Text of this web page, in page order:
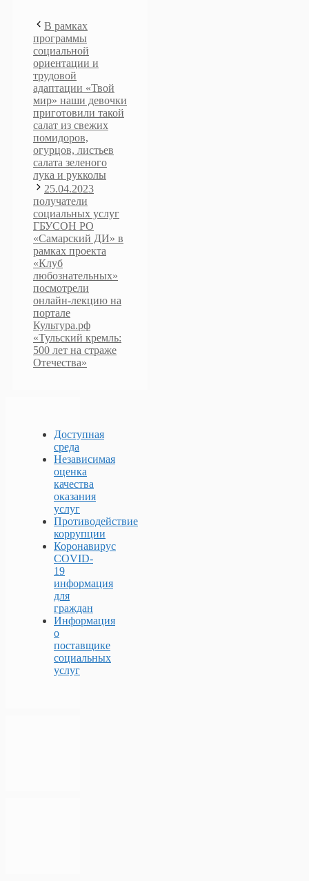
В рамках
программы
социальной
ориентации и
трудовой
адаптации «Твой
мир» наши девочки
приготовили такой
салат из свежих
помидоров,
огурцов, листьев
салата зеленого
лука и рукколы
25.04.2023
получатели
социальных услуг
ГБУСОН РО
«Самарский ДИ» в
рамках проекта
«Клуб
любознательных»
посмотрели
онлайн-лекцию на
портале
Культура.рф
«Тульский кремль:
500 лет на страже
Отечества»
Доступная
среда
Независимая
оценка
качества
оказания
услуг
Противодействие
коррупции
Коронавирус
COVID-
19
информация
для
граждан
Информация
о
поставщике
социальных
услуг